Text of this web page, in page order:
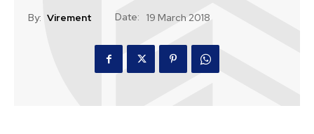
By: Virement Date: 19 March 2018